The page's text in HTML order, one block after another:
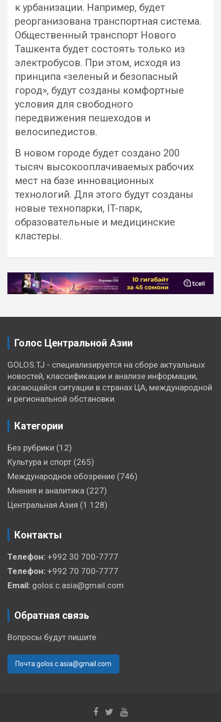
к урбанизации. Например, будет
реорганизована транспортная система.
Общественный транспорт Нового
Ташкента будет состоять только из
электробусов. При этом, исходя из
принципа «зеленый и безопасный
город», будут созданы комфортные
условия для свободного
передвижения пешеходов и
велосипедистов.
В новом городе будет создано 200
тысяч высокооплачиваемых рабочих
мест на базе инновационных
технологий. Для этого будут созданы
новые технопарки, IT-парк,
образовательные и медицинские
кластеры.
Навигация
по
Голос Центральной Азии
GOLOS.TJ - специализируется на сборе актуальных
новостей, классификации и анализе информации,
касающейся ситуации в странах ЦА, международной
и региональной обстановки.
Категории
Без рубрики (12)
Культура и спорт (265)
Международное обозрение (746)
Мнения и аналитика (227)
Центральная Азия (1 128)
Контакты
Телефон: +992 30 700-7777
Телефон: +992 70 700-7777
Email: golos.c.asia@gmail.com
Обратная связь
Вопросы будут пишите
Почта:golos.c.asia@gmail.com